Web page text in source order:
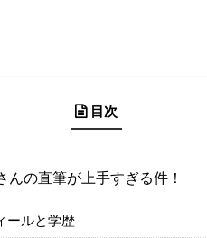
目次
の直筆が上手すぎる件！
ールと学歴